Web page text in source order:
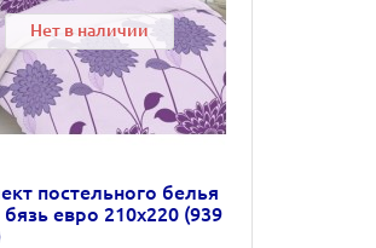
Нет в наличии
постельного белья
евро 210х220 (939